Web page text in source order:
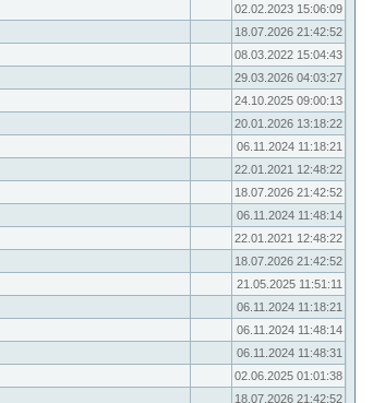
02.02.2023 15:06:09
18.07.2026 21:42:52
08.03.2022 15:04:43
29.03.2026 04:03:27
24.10.2025 09:00:13
20.01.2026 13:18:22
06.11.2024 11:18:21
22.01.2021 12:48:22
18.07.2026 21:42:52
06.11.2024 11:48:14
22.01.2021 12:48:22
18.07.2026 21:42:52
21.05.2025 11:51:11
06.11.2024 11:18:21
06.11.2024 11:48:14
06.11.2024 11:48:31
02.06.2025 01:01:38
18.07.2026 21:42:52